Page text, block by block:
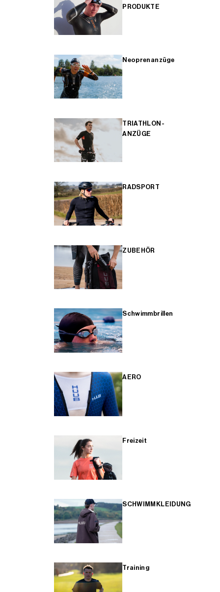
PRODUKTE
Neoprenanzüge
TRIATHLON-
ANZÜGE
RADSPORT
ZUBEHÖR
Schwimmbrillen
AERO
Freizeit
SCHWIMMKLEIDUNG
Training